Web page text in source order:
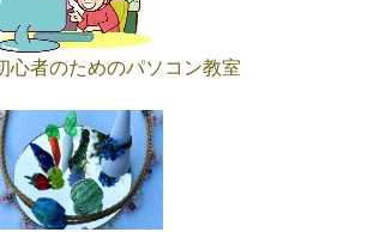
心者のためのパソコン教室